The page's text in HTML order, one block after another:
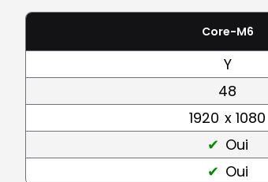
Core-M6
Y
48
1920 x 1080
Oui
Oui